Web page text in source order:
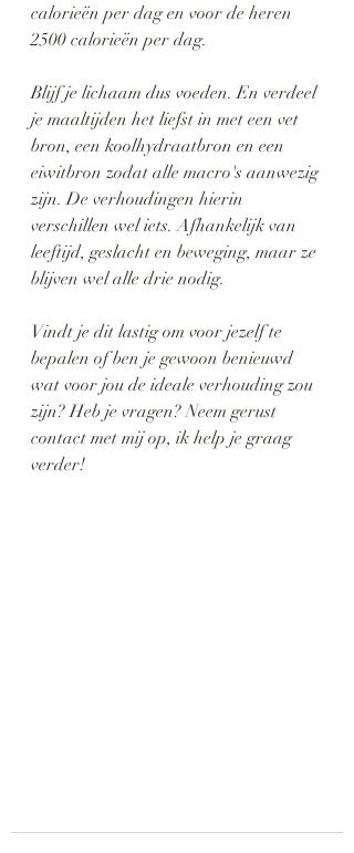
calorieën per dag en voor de heren
2500 calorieën per dag.
Blijf je lichaam dus voeden. En verdeel
je maaltijden het liefst in met een vet
bron, een koolhydraatbron en een
eiwitbron zodat alle macro's aanwezig
zijn. De verhoudingen hierin
verschillen wel iets. Afhankelijk van
leeftijd, geslacht en beweging, maar ze
blijven wel alle drie nodig.
Vindt je dit lastig om voor jezelf te
bepalen of ben je gewoon benieuwd
wat voor jou de ideale verhouding zou
zijn? Heb je vragen? Neem gerust
contact met mij op, ik help je graag
verder!